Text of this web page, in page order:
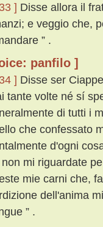
] Disse allora il
e veggio che,
” .
panfilo ]
] Disse ser
tante volte né sí
di tutti i
che confessato
d'ogni
mi riguardate
mie carni che,
dell'anima
” .